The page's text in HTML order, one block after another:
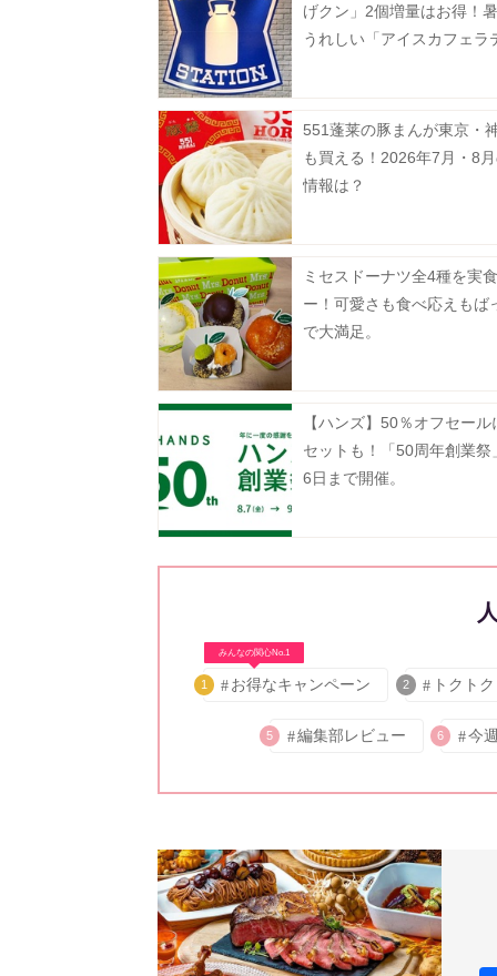
げクン」2個増量はお得！
うれしい「アイスカフェラ
551蓬莱の豚まんが東京・
も買える！2026年7月・8
情報は？
ミセスドーナツ全4種を実
ー！可愛さも食べ応えもば
で大満足。
【ハンズ】50％オフセール
セットも！「50周年創業祭
6日まで開催。
みんなの関心No.1
1 お得なキャンペーン 2 トクト
5 編集部レビュー 6 今